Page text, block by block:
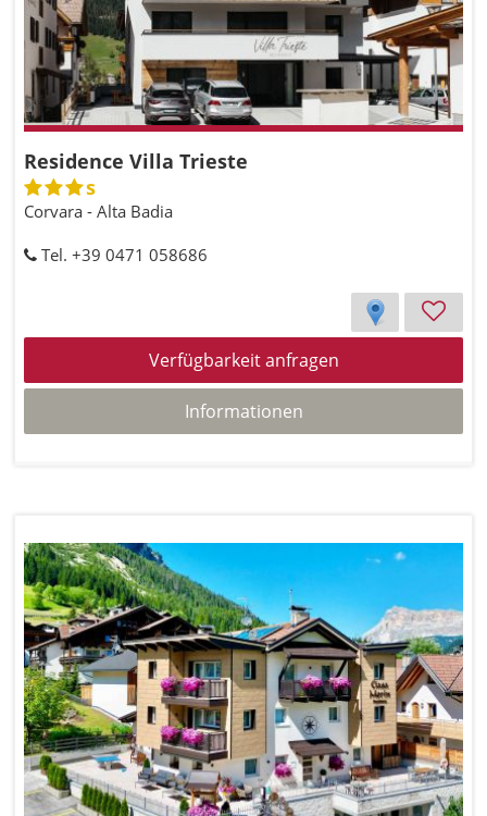
Residence Villa Trieste
s
Corvara - Alta Badia
Tel. +39 0471 058686
Verfügbarkeit anfragen
Informationen